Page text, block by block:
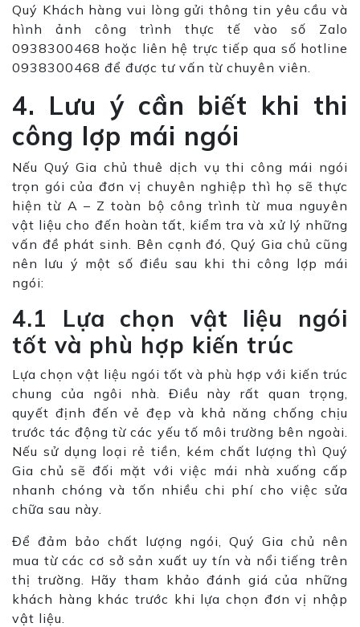
Quý Khách hàng vui lòng gửi thông tin yêu cầu và
hình ảnh công trình thực tế vào số Zalo
0938300468 hoặc liên hệ trực tiếp qua số hotline
0938300468 để được tư vấn từ chuyên viên.
4. Lưu ý cần biết khi thi
công lợp mái ngói
Nếu Quý Gia chủ thuê dịch vụ thi công mái ngói
trọn gói của đơn vị chuyên nghiệp thì họ sẽ thực
hiện từ A – Z toàn bộ công trình từ mua nguyên
vật liệu cho đến hoàn tất, kiểm tra và xử lý những
vấn đề phát sinh. Bên cạnh đó, Quý Gia chủ cũng
nên lưu ý một số điều sau khi thi công lợp mái
ngói:
4.1 Lựa chọn vật liệu ngói
tốt và phù hợp kiến trúc
Lựa chọn vật liệu ngói tốt và phù hợp với kiến trúc
chung của ngôi nhà. Điều này rất quan trọng,
quyết định đến vẻ đẹp và khả năng chống chịu
trước tác động từ các yếu tố môi trường bên ngoài.
Nếu sử dụng loại rẻ tiền, kém chất lượng thì Quý
Gia chủ sẽ đối mặt với việc mái nhà xuống cấp
nhanh chóng và tốn nhiều chi phí cho việc sửa
chữa sau này.
Để đảm bảo chất lượng ngói, Quý Gia chủ nên
mua từ các cơ sở sản xuất uy tín và nổi tiếng trên
thị trường. Hãy tham khảo đánh giá của những
khách hàng khác trước khi lựa chọn đơn vị nhập
vật liệu.